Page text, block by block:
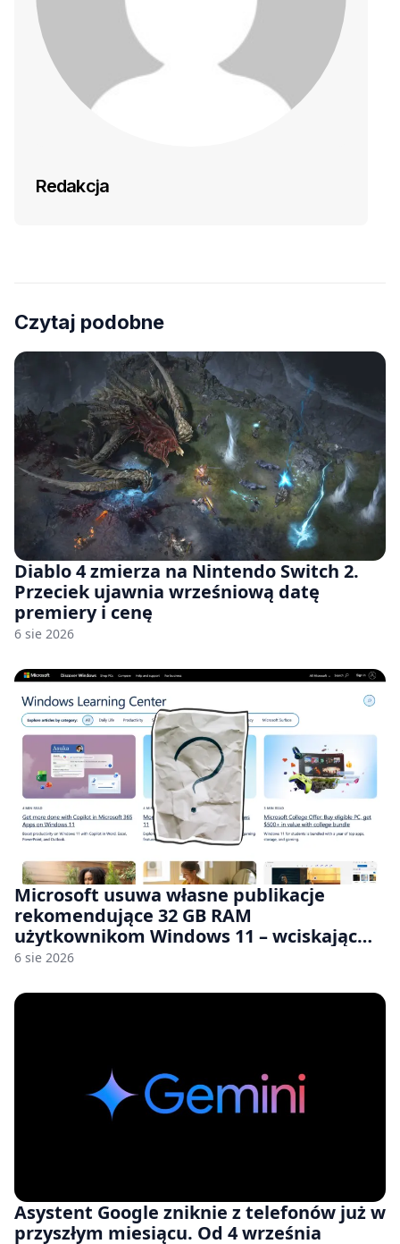
Redakcja
Czytaj podobne
Diablo 4 zmierza na Nintendo Switch 2.
Przeciek ujawnia wrześniową datę
premiery i cenę
6 sie 2026
Microsoft usuwa własne publikacje
rekomendujące 32 GB RAM
użytkownikom Windows 11 – wciskając
nam przy tym komputery z 8 GB RAM po
6 sie 2026
Asystent Google zniknie z telefonów już w
przyszłym miesiącu. Od 4 września